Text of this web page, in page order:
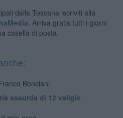
della Toscana iscriviti alla
Arriva gratis tutti i giorni
casella di posta.
Bonciani
assurda di 12 valigie